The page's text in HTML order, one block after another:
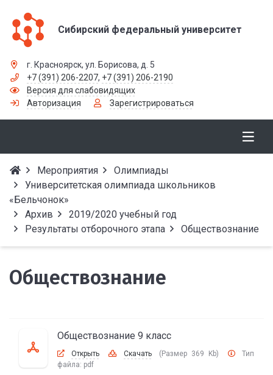
Сибирский федеральный университет
г. Красноярск, ул. Борисова, д. 5
+7 (391) 206-2207, +7 (391) 206-2190
Версия для слабовидящих
Авторизация
Зарегистрироваться
Мероприятия
Олимпиады
Университетская олимпиада школьников
«Бельчонок»
Архив
2019/2020 учебный год
Результаты отборочного этапа
Обществознание
Обществознание
Обществознание 9 класс
Открыть Скачать (Размер 369 Kb)
Тип
файла: pdf